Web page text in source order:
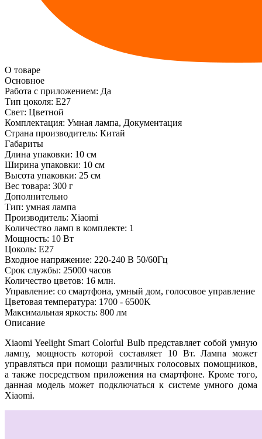
О товаре
Основное
Работа с приложением: Да
Тип цоколя: E27
Свет: Цветной
Комплектация: Умная лампа, Документация
Страна производитель: Китай
Габариты
Длина упаковки: 10 см
Ширина упаковки: 10 см
Высота упаковки: 25 см
Вес товара: 300 г
Дополнительно
Тип: умная лампа
Производитель: Xiaomi
Количество ламп в комплекте: 1
Мощность: 10 Вт
Цоколь: E27
Входное напряжение: 220-240 В 50/60Гц
Срок службы: 25000 часов
Количество цветов: 16 млн.
Управление: со смартфона, умный дом, голосовое управление
Цветовая температура: 1700 - 6500K
Максимальная яркость: 800 лм
Описание
Xiaomi Yeelight Smart Colorful Bulb представляет собой умную
лампу, мощность которой составляет 10 Вт. Лампа может
управляться при помощи различных голосовых помощников,
а также посредством приложения на смартфоне. Кроме того,
данная модель может подключаться к системе умного дома
Xiaomi.